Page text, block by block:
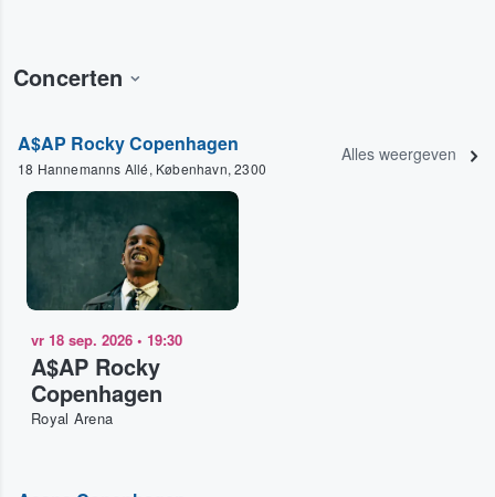
Concerten
A$AP Rocky Copenhagen
18 Hannemanns Allé, København, 2300
Alles weergeven
vr 18 sep. 2026 • 19:30
A$AP Rocky
Copenhagen
Royal Arena